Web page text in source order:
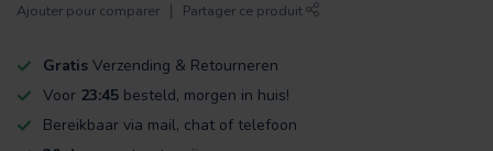
Ajouter pour comparer Partager ce produit
Gratis Verzending & Retourneren
Voor 23:45 besteld, morgen in huis!
Bereikbaar via mail, chat of telefoon